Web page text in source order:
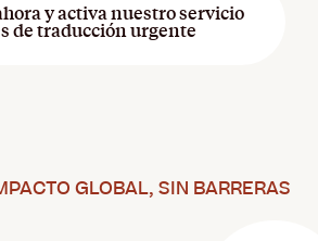
y activa nuestro servicio
de traducción urgente
GLOBAL, SIN BARRERAS